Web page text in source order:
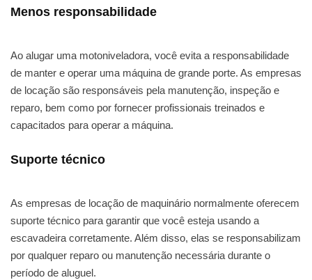
Menos responsabilidade
Ao alugar uma motoniveladora, você evita a responsabilidade
de manter e operar uma máquina de grande porte. As empresas
de locação são responsáveis pela manutenção, inspeção e
reparo, bem como por fornecer profissionais treinados e
capacitados para operar a máquina.
Suporte técnico
As empresas de locação de maquinário normalmente oferecem
suporte técnico para garantir que você esteja usando a
escavadeira corretamente. Além disso, elas se responsabilizam
por qualquer reparo ou manutenção necessária durante o
período de aluguel.